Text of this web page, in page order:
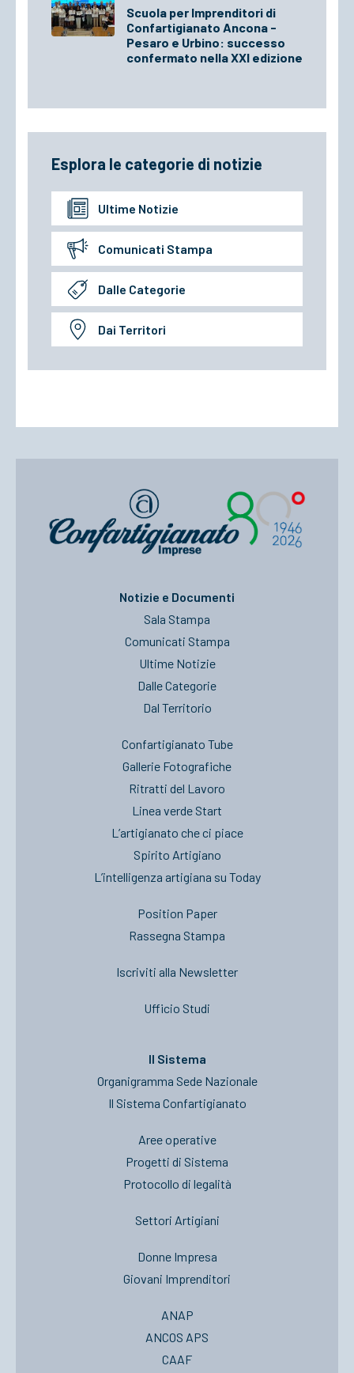
Scuola per Imprenditori di
Confartigianato Ancona -
Pesaro e Urbino: successo
confermato nella XXI edizione
Esplora le categorie di notizie
Ultime Notizie
Comunicati Stampa
Dalle Categorie
Dai Territori
Notizie e Documenti
Sala Stampa
Comunicati Stampa
Ultime Notizie
Dalle Categorie
Dal Territorio
Confartigianato Tube
Gallerie Fotografiche
Ritratti del Lavoro
Linea verde Start
L’artigianato che ci piace
Spirito Artigiano
L’intelligenza artigiana su Today
Position Paper
Rassegna Stampa
Iscriviti alla Newsletter
Ufficio Studi
Il Sistema
Organigramma Sede Nazionale
Il Sistema Confartigianato
Aree operative
Progetti di Sistema
Protocollo di legalità
Settori Artigiani
Donne Impresa
Giovani Imprenditori
ANAP
ANCOS APS
CAAF